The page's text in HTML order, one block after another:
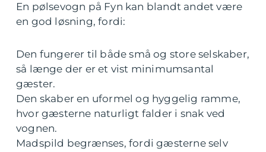
En pølsevogn på Fyn kan blandt andet være
en god løsning, fordi:
Den fungerer til både små og store selskaber,
så længe der er et vist minimumsantal
gæster.
Den skaber en uformel og hyggelig ramme,
hvor gæsterne naturligt falder i snak ved
vognen.
Madspild begrænses, fordi gæsterne selv